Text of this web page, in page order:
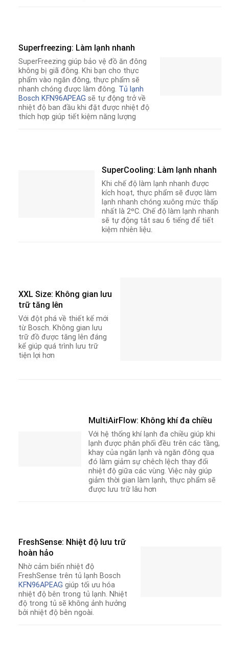
Superfreezing: Làm lạnh nhanh
SuperFreezing giúp bảo vệ đồ ăn đông
không bị giã đông. Khi bạn cho thực
phẩm vào ngăn đông, thực phẩm sẽ
nhanh chóng được làm đông. Tủ lạnh
Bosch KFN96APEAG sẽ tự động trở về
nhiệt độ ban đầu khi đặt được nhiệt độ
thích hợp giúp tiết kiệm năng lượng
SuperCooling: Làm lạnh nhanh
Khi chế độ làm lạnh nhanh được
kích hoạt, thực phẩm sẽ được làm
lạnh nhanh chóng xuông mức thấp
nhất là 2ºC. Chế độ làm lạnh nhanh
sẽ tự động tắt sau 6 tiếng để tiết
kiệm nhiên liệu.
XXL Size: Không gian lưu
trữ tăng lên
Với đột phá về thiết kế mới
từ Bosch. Không gian lưu
trữ đồ được tăng lên đáng
kể giúp quá trình lưu trữ
tiện lợi hơn
MultiAirFlow: Không khí đa chiều
Với hệ thống khí lạnh đa chiều giúp khi
lạnh được phân phối đều trên các tầng,
khay của ngăn lạnh và ngăn đông qua
đó làm giảm sự chêch lệch thay đổi
nhiệt độ giữa các vùng. Việc này giúp
giảm thời gian làm lạnh, thực phẩm sẽ
được lưu trữ lâu hơn
FreshSense: Nhiệt độ lưu trữ
hoàn hảo
Nhờ cảm biến nhiệt độ
FreshSense trên tủ lạnh Bosch
KFN96APEAG giúp tối ưu hóa
nhiệt độ bên trong tủ lạnh. Nhiệt
độ trong tủ sẽ không ảnh hưởng
bởi nhiệt độ bên ngoài.